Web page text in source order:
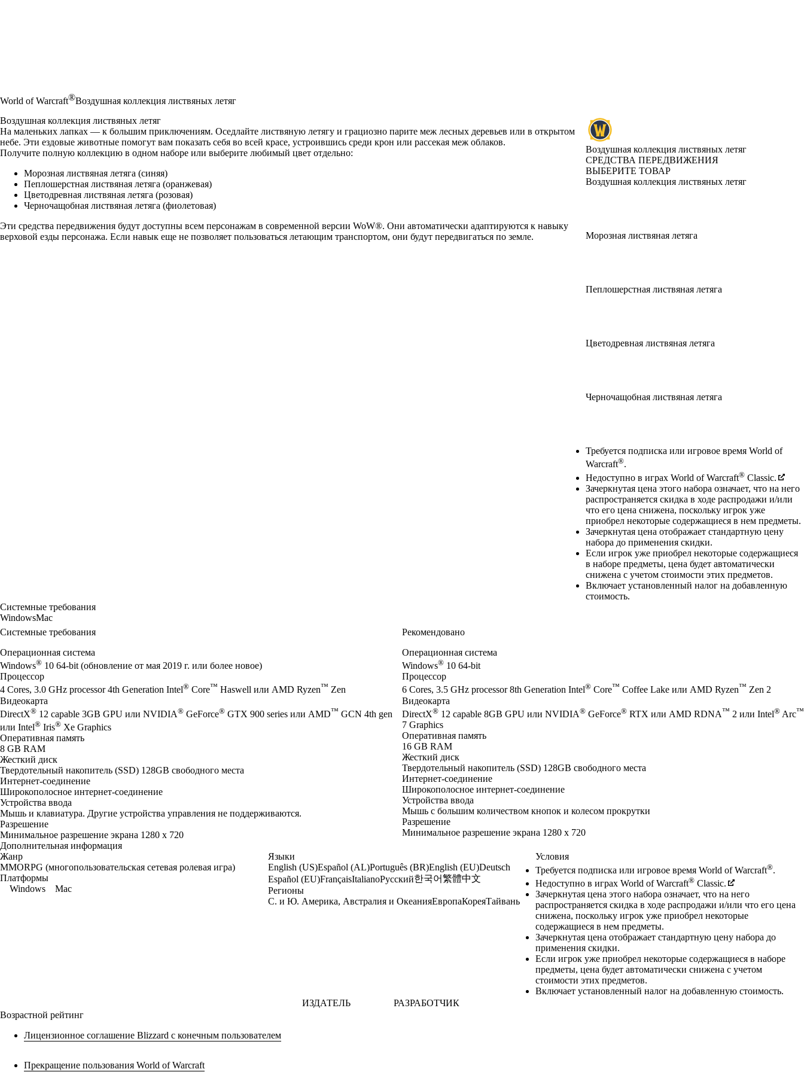
World of Warcraft®Воздушная коллекция листвяных летяг
Воздушная коллекция листвяных летяг
СРЕДСТВА ПЕРЕДВИЖЕНИЯ
ВЫБЕРИТЕ ТОВАР
Воздушная коллекция листвяных летяг
Морозная листвяная летяга
Пеплошерстная листвяная летяга
Цветодревная листвяная летяга
Черночащобная листвяная летяга
Available actions
Требуется подписка или игровое время World of
Warcraft®.
Недоступно в играх World of Warcraft® Classic.
Зачеркнутая цена этого набора означает, что на него
распространяется скидка в ходе распродажи и/или
что его цена снижена, поскольку игрок уже
приобрел некоторые содержащиеся в нем предметы.
Зачеркнутая цена отображает стандартную цену
набора до применения скидки.
Если игрок уже приобрел некоторые содержащиеся
в наборе предметы, цена будет автоматически
снижена с учетом стоимости этих предметов.
Включает установленный налог на добавленную
стоимость.
Воздушная коллекция листвяных летяг
На маленьких лапках — к большим приключениям. Оседлайте листвяную летягу и грациозно парите меж лесных деревьев или в открытом
небе. Эти ездовые животные помогут вам показать себя во всей красе, устроившись среди крон или рассекая меж облаков.
Получите полную коллекцию в одном наборе или выберите любимый цвет отдельно:
Морозная листвяная летяга (синяя)
Пеплошерстная листвяная летяга (оранжевая)
Цветодревная листвяная летяга (розовая)
Черночащобная листвяная летяга (фиолетовая)
Эти средства передвижения будут доступны всем персонажам в современной версии WoW®. Они автоматически адаптируются к навыку
верховой езды персонажа. Если навык еще не позволяет пользоваться летающим транспортом, они будут передвигаться по земле.
Системные требования
WindowsMac
Системные требования
Операционная система
Windows® 10 64-bit (обновление от мая 2019 г. или более новое)
Процессор
4 Cores, 3.0 GHz processor 4th Generation Intel® Core™ Haswell или AMD Ryzen™ Zen
Видеокарта
DirectX® 12 capable 3GB GPU или NVIDIA® GeForce® GTX 900 series или AMD™ GCN 4th gen
или Intel® Iris® Xe Graphics
Оперативная память
8 GB RAM
Жесткий диск
Твердотельный накопитель (SSD) 128GB свободного места
Интернет-соединение
Широкополосное интернет-соединение
Устройства ввода
Мышь и клавиатура. Другие устройства управления не поддерживаются.
Разрешение
Минимальное разрешение экрана 1280 x 720
Рекомендовано
Операционная система
Windows® 10 64-bit
Процессор
6 Cores, 3.5 GHz processor 8th Generation Intel® Core™ Coffee Lake или AMD Ryzen™ Zen 2
Видеокарта
DirectX® 12 capable 8GB GPU или NVIDIA® GeForce® RTX или AMD RDNA™ 2 или Intel® Arc™
7 Graphics
Оперативная память
16 GB RAM
Жесткий диск
Твердотельный накопитель (SSD) 128GB свободного места
Интернет-соединение
Широкополосное интернет-соединение
Устройства ввода
Мышь с большим количеством кнопок и колесом прокрутки
Разрешение
Минимальное разрешение экрана 1280 x 720
Дополнительная информация
Жанр
MMORPG (многопользовательская сетевая ролевая игра)
Платформы
Windows
Mac
Языки
English (US)Español (AL)Português (BR)English (EU)Deutsch
Español (EU)FrançaisItalianoРусский한국어繁體中文
Регионы
С. и Ю. Америка, Австралия и ОкеанияЕвропаКореяТайвань
Условия
Требуется подписка или игровое время World of Warcraft®.
Недоступно в играх World of Warcraft® Classic.
Зачеркнутая цена этого набора означает, что на него
распространяется скидка в ходе распродажи и/или что его цена
снижена, поскольку игрок уже приобрел некоторые
содержащиеся в нем предметы.
Зачеркнутая цена отображает стандартную цену набора до
применения скидки.
Если игрок уже приобрел некоторые содержащиеся в наборе
предметы, цена будет автоматически снижена с учетом
стоимости этих предметов.
Включает установленный налог на добавленную стоимость.
ИЗДАТЕЛЬ
РАЗРАБОТЧИК
Возрастной рейтинг
Лицензионное соглашение Blizzard с конечным пользователем
Прекращение пользования World of Warcraft